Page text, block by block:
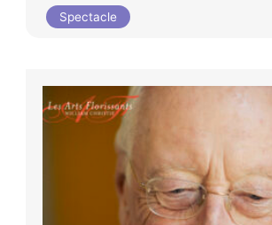
Spectacle